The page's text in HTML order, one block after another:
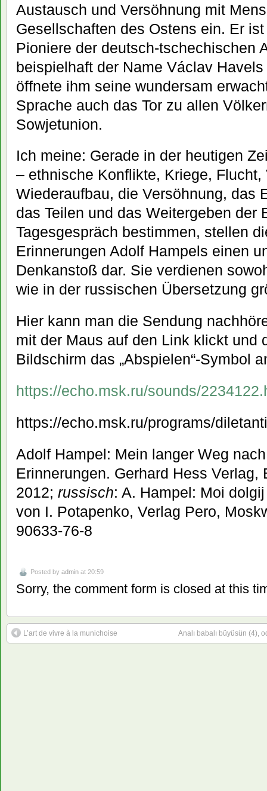
Austausch und Versöhnung mit
Gesellschaften des Ostens ein. Er
Pioniere der deutsch-tschechischen
beispielhaft der Name Václav
öffnete ihm seine wundersam
Sprache auch das Tor zu allen
Sowjetunion.
Ich meine: Gerade in der heutigen
– ethnische Konflikte, Kriege, Flucht,
Wiederaufbau, die Versöhnung, das
das Teilen und das Weitergeben der
Tagesgespräch bestimmen, stellen
Erinnerungen Adolf Hampels einen
Denkanstoß dar. Sie verdienen
wie in der russischen Übersetzung
Hier kann man die Sendung
mit der Maus auf den Link klickt und
Bildschirm das „Abspielen“-Symbol
https://echo.msk.ru/sounds/
https://echo.msk.ru/programs/
Adolf Hampel: Mein langer Weg
Erinnerungen. Gerhard Hess Verlag,
2012; russisch: A. Hampel: Moi
von I. Potapenko, Verlag Pero,
90633-76-8
Posted by admin at 20:59
Sorry, the comment form is closed at this
L’art de vivre à la munichoise Analı babalı büyüsün (4),